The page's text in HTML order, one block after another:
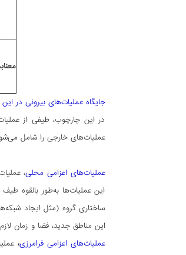
جایگاه عملیات‌های بیرونی در
در این چارچوب، طیفی از
عملیات‌های خارجی را شامل
عملیات‌های اعزامی محلی،
این عملیات‌ها به‌طور بالقوه
ساختاری گروه (مثل ایجاد
این مناطق جدید، فضا و زمان
عملیات‌های اعزامی فرامرزی،